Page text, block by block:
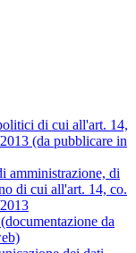
di cui all'art. 14,
(da pubblicare in
amministrazione, di
di cui all'art. 14, co.
da